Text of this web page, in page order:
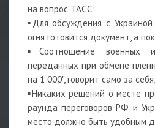
на вопрос ТАСС;
▪Для обсуждения с Украиной
огня готовится документ, а
▪Соотношение военных
переданных при обмене
на 1 000", говорит само за себя;
▪Никаких решений о месте
раунда переговоров РФ и
место должно быть удобным